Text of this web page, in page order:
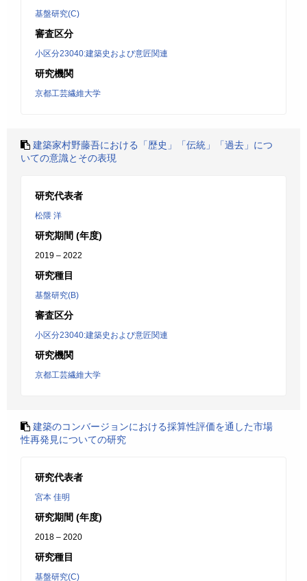
基盤研究(C)
審査区分
小区分23040:建築史および意匠関連
研究機関
京都工芸繊維大学
建築家村野藤吾における「歴史」「伝統」「過去」につ
いての意識とその表現
研究代表者
松隈 洋
研究期間 (年度)
2019 – 2022
研究種目
基盤研究(B)
審査区分
小区分23040:建築史および意匠関連
研究機関
京都工芸繊維大学
建築のコンバージョンにおける採算性評価を通した市場
性再発見についての研究
研究代表者
宮本 佳明
研究期間 (年度)
2018 – 2020
研究種目
基盤研究(C)